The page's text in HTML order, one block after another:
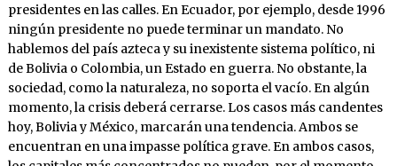
presidentes en las calles. En Ecuador, por ejemplo, desde 1996
ningún presidente no puede terminar un mandato. No
hablemos del país azteca y su inexistente sistema político, ni
de Bolivia o Colombia, un Estado en guerra. No obstante, la
sociedad, como la naturaleza, no soporta el vacío. En algún
momento, la crisis deberá cerrarse. Los casos más candentes
hoy, Bolivia y México, marcarán una tendencia. Ambos se
encuentran en una impasse política grave. En ambos casos,